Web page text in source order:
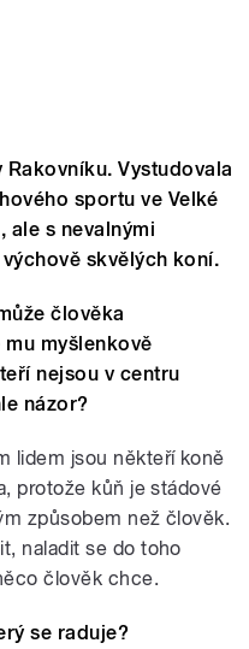
Vystudovala
sportu ve Velké
ale s nevalnými
skvělých koní.
člověka
myšlenkově
nejsou v centru
názor?
lidem jsou někteří koně
protože kůň je stádové
způsobem než člověk.
naladit se do toho
člověk chce.
se raduje?